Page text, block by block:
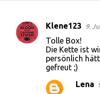
K
Klene123 9.
Tolle Box!
Die Kette ist
persönlich
gefreut ;)
Lena